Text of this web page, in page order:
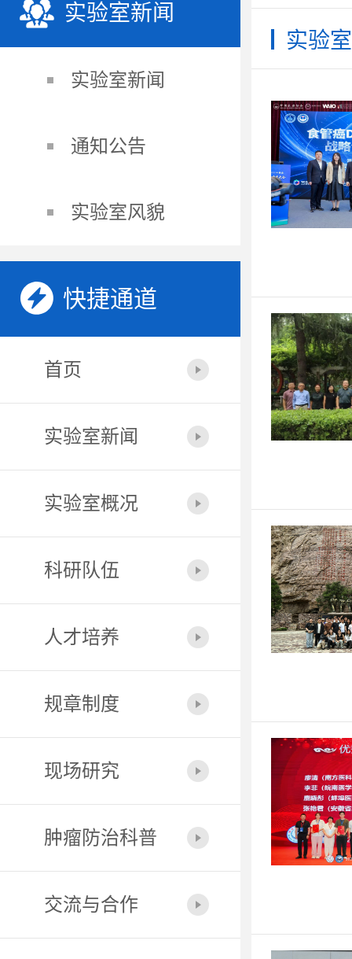
实验室新闻
实验室新闻
通知公告
实验室风貌
快捷通道
首页
实验室新闻
实验室概况
科研队伍
人才培养
规章制度
现场研究
肿瘤防治科普
交流与合作
实验